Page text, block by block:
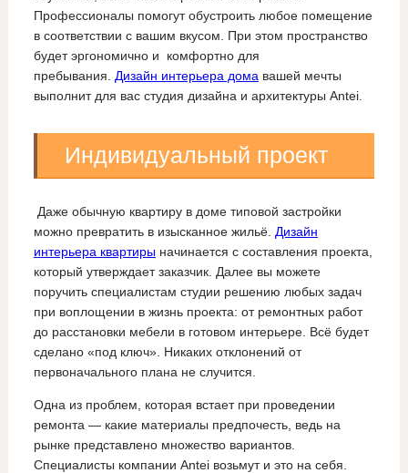
Профессионалы помогут обустроить любое помещение
в соответствии с вашим вкусом. При этом пространство
будет эргономично и комфортно для
пребывания. Дизайн интерьера дома вашей мечты
выполнит для вас студия дизайна и архитектуры Antei.
Индивидуальный проект
Даже обычную квартиру в доме типовой застройки
можно превратить в изысканное жильё. Дизайн
интерьера квартирыначинается с составления проекта,
который утверждает заказчик. Далее вы можете
поручить специалистам студии решению любых задач
при воплощении в жизнь проекта: от ремонтных работ
до расстановки мебели в готовом интерьере. Всё будет
сделано «под ключ». Никаких отклонений от
первоначального плана не случится.
Одна из проблем, которая встает при проведении
ремонта — какие материалы предпочесть, ведь на
рынке представлено множество вариантов.
Специалисты компании Antei возьмут и это на себя.